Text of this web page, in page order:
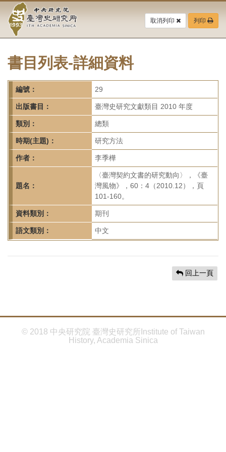
要
中
央
研
究
院-
臺
灣
史
研
究
所-
首
頁
取消列印 列印
書目列表-詳細資料
編號： 29
出版書目： 臺灣史研究文獻類目 2010 年度
類別： 總類
時期(主題)： 研究方法
作者： 李季樺
題名：
〈臺灣契約文書的研究動向〉，《臺
灣風物》，60：4（2010.12），頁
101-160。
資料類別： 期刊
語文類別： 中文
回上一頁
© 2018 中央研究院 臺灣史研究所Institute of Taiwan
History, Academia Sinica